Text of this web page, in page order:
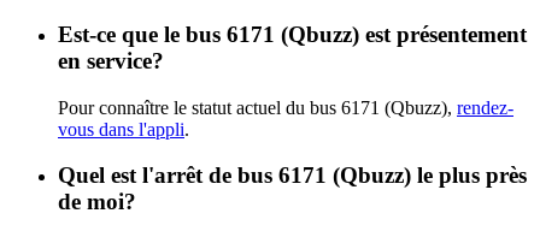
Est-ce que le bus 6171 (Qbuzz) est présentement
en service?
Pour connaître le statut actuel du bus 6171 (Qbuzz), rendez-
vous dans l'appli.
Quel est l'arrêt de bus 6171 (Qbuzz) le plus près
de moi?